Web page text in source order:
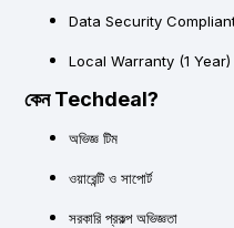
Data Security
Local Warranty (1 Year)
কেন Techdeal?
অভিজ্ঞ টিম
ওয়ারেন্টি ও সাপোর্ট
সরকারি প্রকল্প অভিজ্ঞতা